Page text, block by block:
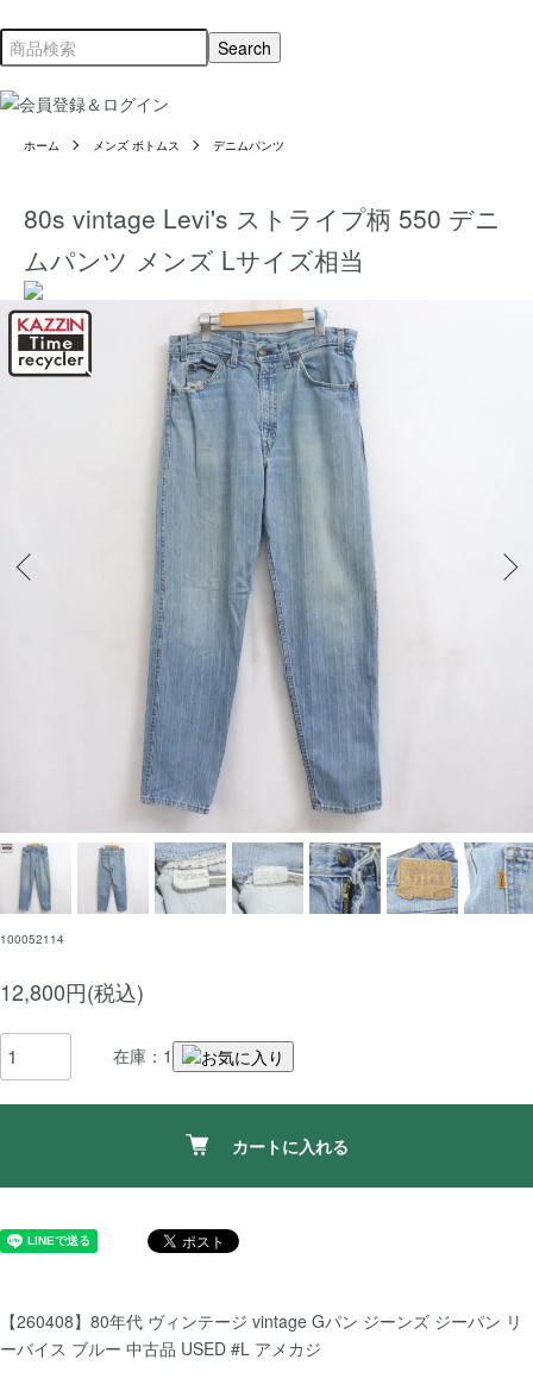
ホーム メンズ ボトムス デニムパンツ
80s vintage Levi's ストライプ柄 550 デニ
ムパンツ メンズ Lサイズ相当
100052114
12,800円(税込)
在庫：1
カートに入れる
【260408】80年代 ヴィンテージ vintage Gパン ジーンズ ジーパン リ
ーバイス ブルー 中古品 USED #L アメカジ